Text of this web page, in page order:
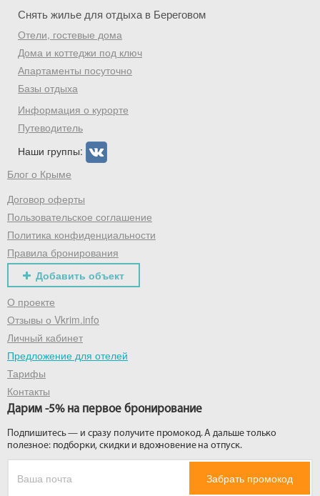
Снять жилье для отдыха в Береговом
Отели, гостевые дома
Дома и коттеджи под ключ
Апартаменты посуточно
Базы отдыха
Информация о курорте
Путеводитель
Наши группы:
Блог о Крыме
Договор оферты
Пользовательское соглашение
Политика конфиденциальности
Правила бронирования
Добавить объект
О проекте
Отзывы о Vkrim.info
Личный кабинет
Предложение для отелей
Тарифы
Контакты
Дарим -5% на первое бронирование
Подпишитесь — и сразу получите промокод. А дальше только
полезное: подборки, скидки и вдохновение на отпуск.
Забрать промокод
Скидка −5%
Хочешь дешевле? Оставь почту и получи
промокод на первое бронирование!